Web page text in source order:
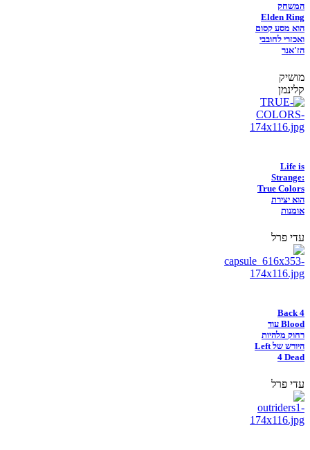
המשחק
Elden Ring
הוא מסע קסום
ואכזרי לחובבי
הז'אנר
מושיק
קלינמן
Life is
Strange:
True Colors
הוא יצירת
אומנות
עדי פרל
Back 4
Blood עוד
רחוק מלהיות
היורש של Left
4 Dead
עדי פרל